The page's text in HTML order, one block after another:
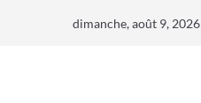
dimanche, août 9, 2026